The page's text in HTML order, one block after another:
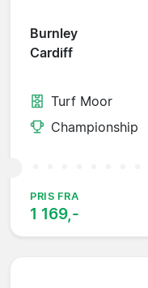
Burnley
Cardiff
Turf Moor
Championship
PRIS FRA
1 169,-